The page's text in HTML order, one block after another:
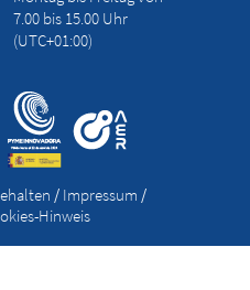
7.00 bis 15.00 Uhr
(UTC+01:00)
/ Impressum /
Hinweis